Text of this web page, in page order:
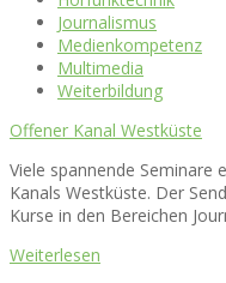
Journalismus
Medienkompetenz
Multimedia
Weiterbildung
Offener Kanal Westküste
Viele spannende Seminare
Kanals Westküste. Der
Kurse in den Bereichen
Weiterlesen